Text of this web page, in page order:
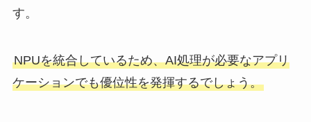
す。
NPUを統合しているため、AI処理が必要なアプリ
ケーションでも優位性を発揮するでしょう。